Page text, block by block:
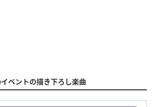
ベントの描き下ろし楽曲